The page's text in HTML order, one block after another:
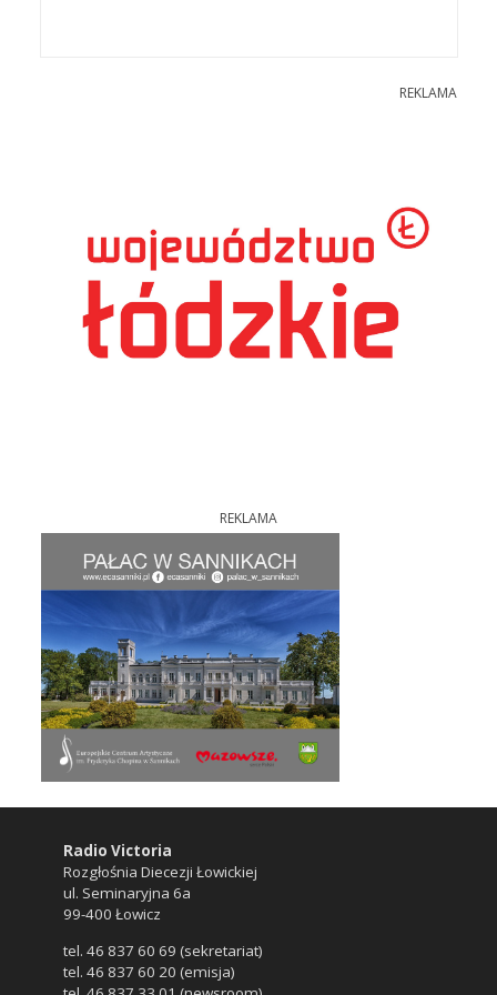
REKLAMA
REKLAMA
Radio Victoria
Rozgłośnia Diecezji Łowickiej
ul. Seminaryjna 6a
99-400 Łowicz
tel. 46 837 60 69 (sekretariat)
tel. 46 837 60 20 (emisja)